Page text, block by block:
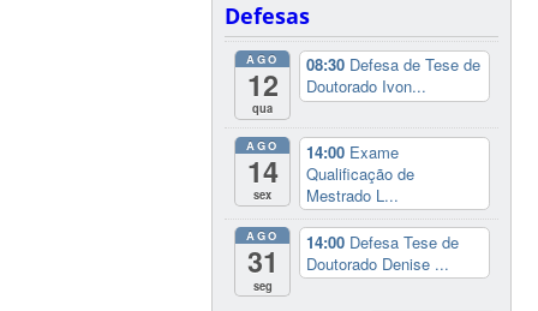
Defesas
AGO
12
qua
08:30 Defesa de Tese de
Doutorado Ivon...
AGO
14
sex
14:00 Exame
Qualificação de
Mestrado L...
AGO
31
seg
14:00 Defesa Tese de
Doutorado Denise ...